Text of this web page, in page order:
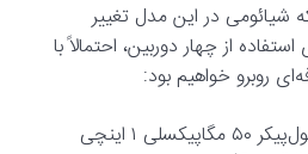
شیائومی در این مدل تغییر
از چهار دوربین، احتمالاً با
روبرو خواهیم بود:
دوربین اصلی: یک سنسور غول‌پیکر ۵۰ مگاپیکسلی ۱ اینچی